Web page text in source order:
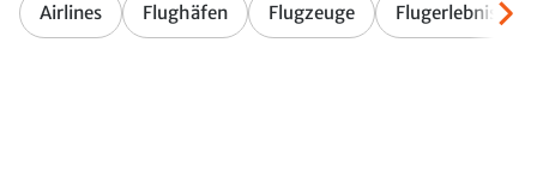
Airlines Flughäfen Flugzeuge Flugerlebnis